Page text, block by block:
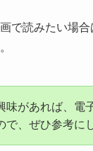
で読みたい場合
味があれば、電
で、ぜひ参考に